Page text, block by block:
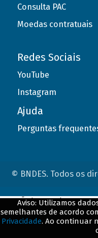
Consulta PAC
Moedas contratuais
Redes Sociais
YouTube
Instagram
Ajuda
Perguntas
© BNDES. Todos os
Aviso: Utilizamos
semelhantes de acordo
Privacidade. Ao continuar
ConteÃºdo complementar
${title}${badge}